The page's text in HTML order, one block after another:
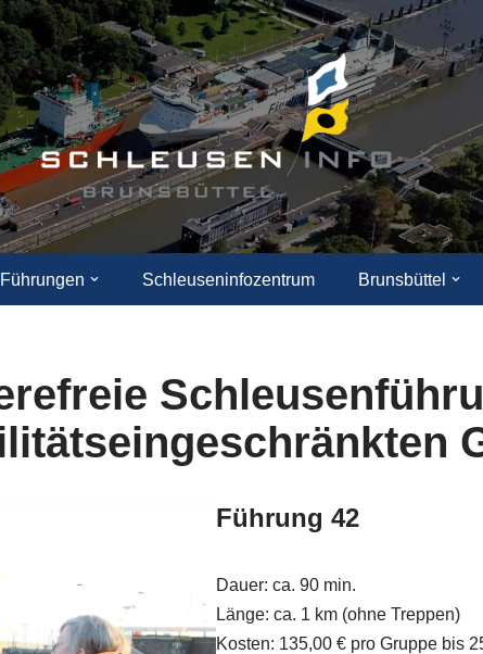
Führungen Schleuseninfozentrum Brunsbüttel
Führung 42
Dauer: ca. 90 min.
Länge: ca. 1 km (ohne Treppen)
Kosten: 135,00 € pro Gruppe bis